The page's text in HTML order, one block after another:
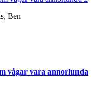
Ben
vågar vara annorlunda